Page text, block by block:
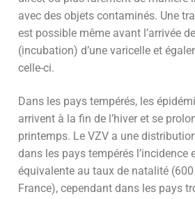
avec des objets contaminés. Une
est possible même avant l’arrivée
(incubation) d’une varicelle et
celle-ci.
Dans les pays tempérés, les
arrivent à la fin de l’hiver et se
printemps. Le VZV a une
dans les pays tempérés l’incidence
équivalente au taux de natalité
France), cependant dans les pays